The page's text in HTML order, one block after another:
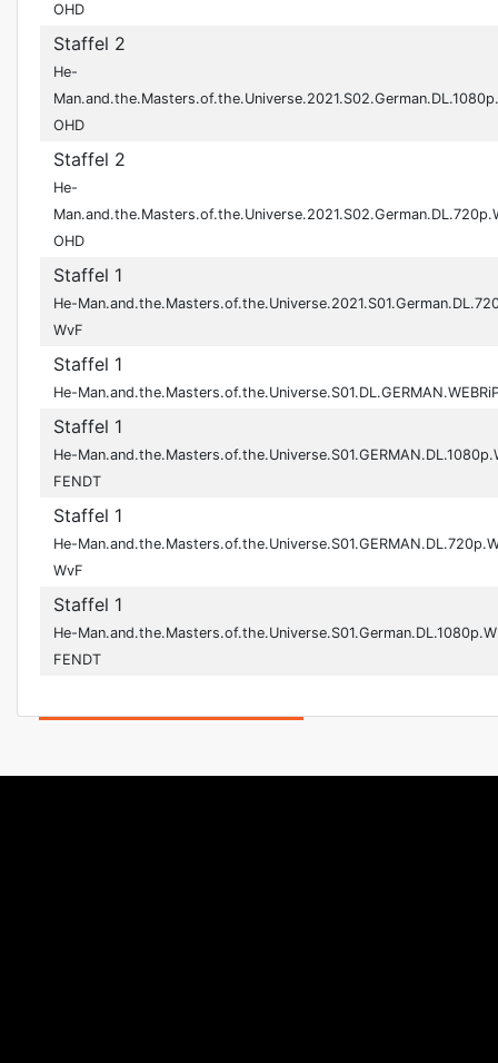
OHD
Staffel 2
He-
OHD
Staffel 2
He-
OHD
Staffel 1
He-
WvF
Staffel 1
He-
Staffel 1
He-
FENDT
Staffel 1
He-
WvF
Staffel 1
He-
FENDT